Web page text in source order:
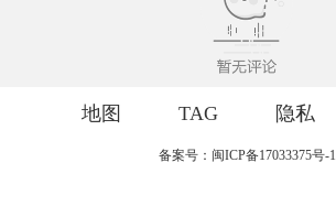
地图 TAG 隐私
备案号：闽ICP备17033375号-1